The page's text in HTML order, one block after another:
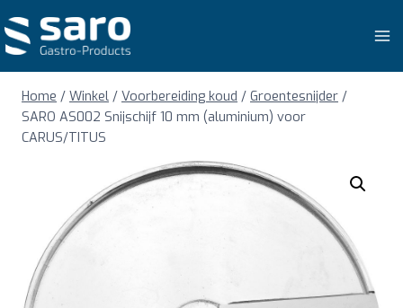
naar
inhoud
Home / Winkel / Voorbereiding koud / Groentesnijder /
SARO AS002 Snijschijf 10 mm (aluminium) voor
CARUS/TITUS